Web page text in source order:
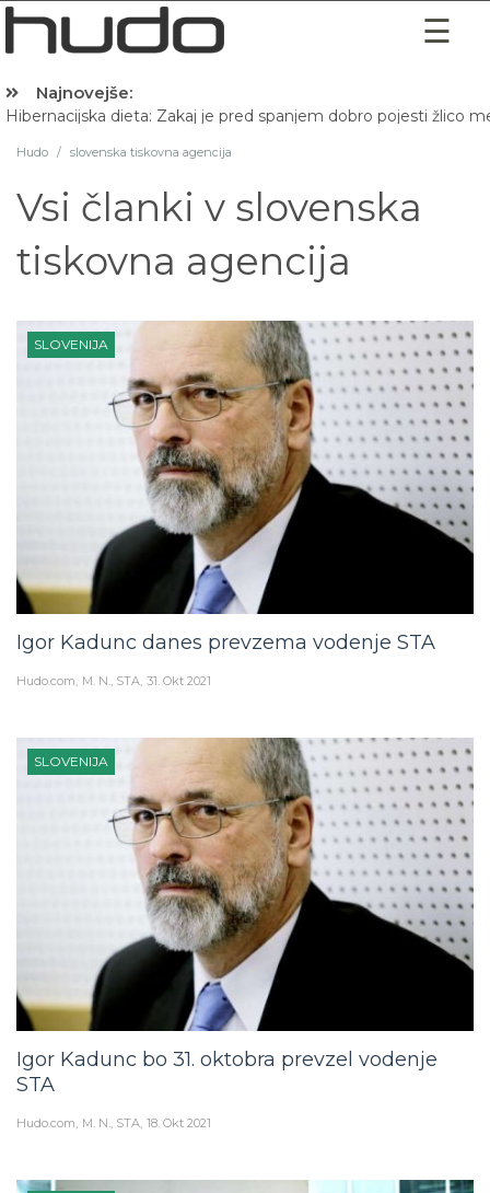
Najnovejše:
Hibernacijska dieta: Zakaj je pred spanjem dobro pojesti žlico
Hudo / slovenska tiskovna agencija
Vsi članki v slovenska
tiskovna agencija
SLOVENIJA
Igor Kadunc danes prevzema vodenje STA
Hudo.com M. N., STA 31. Okt 2021
SLOVENIJA
Igor Kadunc bo 31. oktobra prevzel vodenje
STA
Hudo.com M. N., STA 18. Okt 2021